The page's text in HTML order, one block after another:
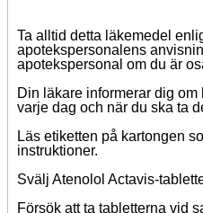
Ta alltid detta läkemedel
apotekspersonalens
apotekspersonal om du är
Din läkare informerar dig
varje dag och när du ska ta
Läs etiketten på kartongen
instruktioner.
Svälj Atenolol Actavis-
Försök att ta tabletterna vid